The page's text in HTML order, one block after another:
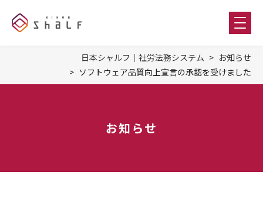
日本シャルフ｜社労法務システム
お知らせ
ソフトウェア品質向上宣言の承認を受けました
お知らせ